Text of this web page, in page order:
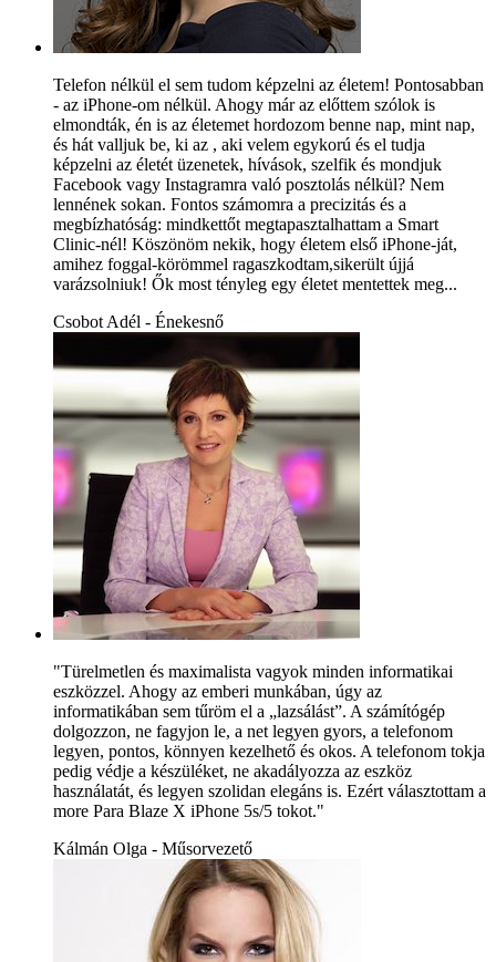
Telefon nélkül el sem tudom képzelni az életem! Pontosabban
- az iPhone-om nélkül. Ahogy már az előttem szólok is
elmondták, én is az életemet hordozom benne nap, mint nap,
és hát valljuk be, ki az , aki velem egykorú és el tudja
képzelni az életét üzenetek, hívások, szelfik és mondjuk
Facebook vagy Instagramra való posztolás nélkül? Nem
lennének sokan. Fontos számomra a precizitás és a
megbízhatóság: mindkettőt megtapasztalhattam a Smart
Clinic-nél! Köszönöm nekik, hogy életem első iPhone-ját,
amihez foggal-körömmel ragaszkodtam,sikerült újjá
varázsolniuk! Ők most tényleg egy életet mentettek meg...
Csobot Adél - Énekesnő
"Türelmetlen és maximalista vagyok minden informatikai
eszközzel. Ahogy az emberi munkában, úgy az
informatikában sem tűröm el a „lazsálást”. A számítógép
dolgozzon, ne fagyjon le, a net legyen gyors, a telefonom
legyen, pontos, könnyen kezelhető és okos. A telefonom tokja
pedig védje a készüléket, ne akadályozza az eszköz
használatát, és legyen szolidan elegáns is. Ezért választottam a
more Para Blaze X iPhone 5s/5 tokot."
Kálmán Olga - Műsorvezető